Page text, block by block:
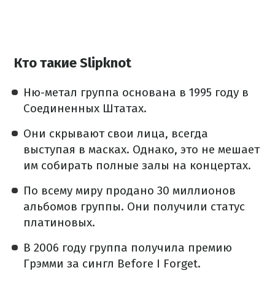
Кто такие Slipknot
Ню-метал группа основана в 1995 году в
Соединенных Штатах.
Они скрывают свои лица, всегда
выступая в масках. Однако, это не мешает
им собирать полные залы на концертах.
По всему миру продано 30 миллионов
альбомов группы. Они получили статус
платиновых.
В 2006 году группа получила премию
Грэмми за сингл Before I Forget.